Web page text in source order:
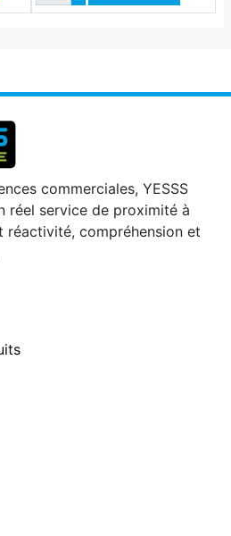
commerciales, YESSS
réel service de proximité à
réactivité, compréhension et